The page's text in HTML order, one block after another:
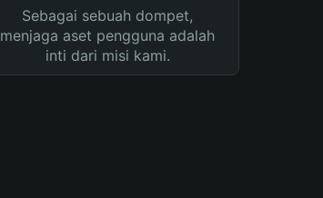
Sebagai sebuah dompet,
menjaga aset pengguna adalah
inti dari misi kami.